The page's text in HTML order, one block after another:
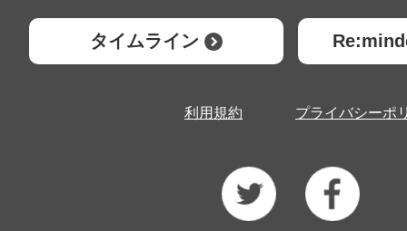
タイムライン
利用規約 プライバシーポ